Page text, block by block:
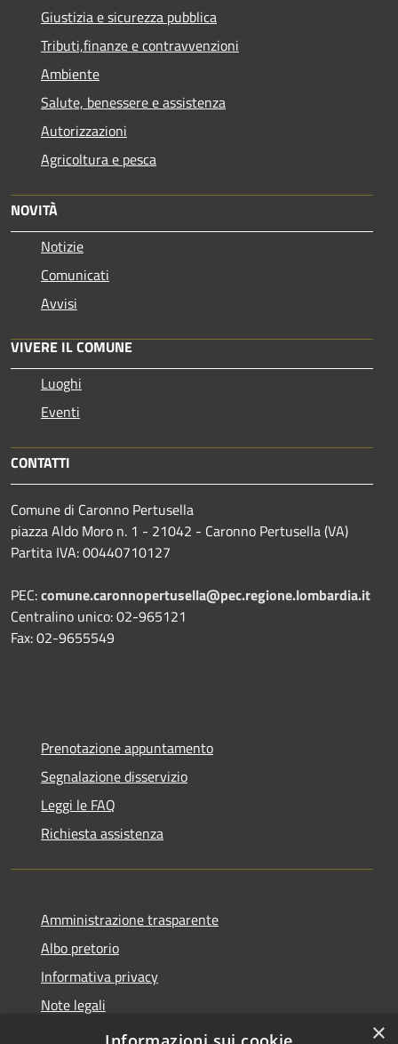
Giustizia e sicurezza pubblica
Tributi,finanze e contravvenzioni
Ambiente
Salute, benessere e assistenza
Autorizzazioni
Agricoltura e pesca
NOVITÀ
Notizie
Comunicati
Avvisi
VIVERE IL COMUNE
Luoghi
Eventi
CONTATTI
Comune di Caronno Pertusella
piazza Aldo Moro n. 1 - 21042 - Caronno Pertusella (VA)
Partita IVA: 00440710127
PEC:comune.caronnopertusella@pec.regione.lombardia.it
Centralino unico: 02-965121
Fax: 02-9655549
Prenotazione appuntamento
Segnalazione disservizio
Leggi le FAQ
Richiesta assistenza
Amministrazione trasparente
Albo pretorio
Informativa privacy
Note legali
Dichiarazione di accessibilità
×